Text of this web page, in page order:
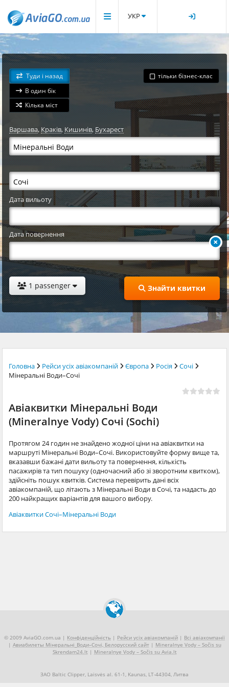
УКР
Туди і назад
В один бік
Кілька міст
тільки бізнес-клас
Варшава,Краків, Кишинів, Бухарест
Дата вильоту
Дата повернення
1 passenger Знайти квитки
Головна Рейси усіх авіакомпаній Європа Росія
Сочі
Мінеральні Води–Сочі
Авіаквитки Мінеральні Води
(Mineralnye Vody) Сочі (Sochi)
Протягом 24 годин не знайдено жодної ціни на авіаквитки на
маршруті Мінеральні Води–Сочі. Використовуйте форму вище та,
вказавши бажані дати вильоту та повернення, кількість
пасажирів та тип пошуку (одночасний або зі зворотним квитком),
здійсніть пошук квитків. Система перевірить дані всіх
авіакомпаній, що літають з Мінеральні Води в Сочі, та надасть до
200 найкращих варіантів для вашого вибору.
Авіаквитки Сочі–Мінеральні Води
© 2009 AviaGO.com.ua | Конфіденційність | Рейси усіх авіакомпаній | Всі авіакомпанії
| Авиабилеты Мінеральні_Води–Сочі, Белорусский сайт| Mineralnye Vody – Sočis su
Skrendam24.lt | Mineralnye Vody – Sočis su Avia.lt
ЗАО Baltic Clipper, Laisvės al. 61-1, Kaunas, LT-44304, Литва